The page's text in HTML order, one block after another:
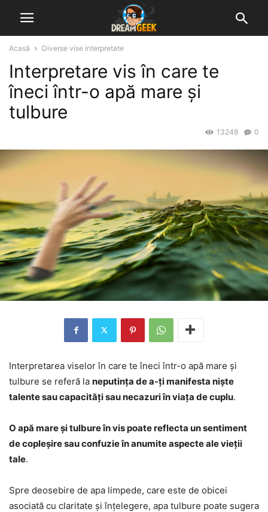
Acasă Diverse vise interpretate
Interpretare vis în care te
îneci într-o apă mare și
tulbure
0
13248
Interpretarea viselor în care te îneci într-o apă mare și
tulbure se referă la neputința de a-ți manifesta niște
talente sau capacități sau necazuri în viața de cuplu.
O apă mare și tulbure în vis poate reflecta un sentiment
de copleșire sau confuzie în anumite aspecte ale vieții
tale.
Spre deosebire de apa limpede, care este de obicei
asociată cu claritate și înțelegere, apa tulbure poate sugera